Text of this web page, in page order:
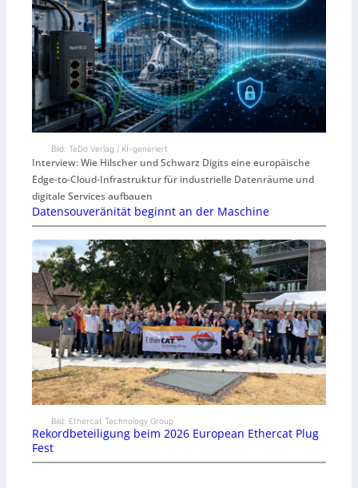
Bild: TeDo Verlag / KI-generiert
Interview: Wie Hilscher und Schwarz Digits eine europäische
Edge-to-Cloud-Infrastruktur für industrielle Datenräume und
digitale Services aufbauen
Datensouveränität beginnt an der Maschine
Bild: Ethercat Technology Group
Rekordbeteiligung beim 2026 European Ethercat Plug
Fest